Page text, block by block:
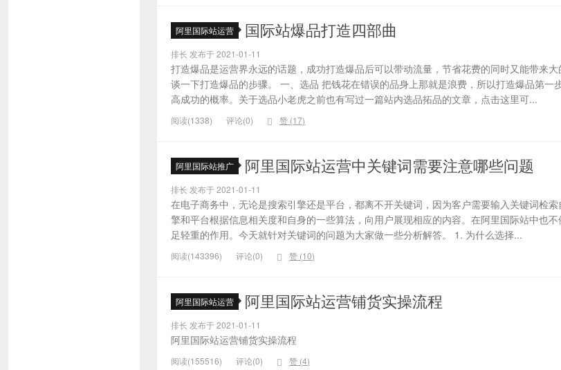
阿里国际站运营 国际站爆品打造四部曲
排长 发布于 2021-01-11
打造爆品是运营界永远的话题，成功打造爆品后可以带动流量，节省花费的同时又能带来
谈一下打造爆品的步骤。 一、选品 把钱花在错误的品身上那就是浪费，所以打造爆品第一
高成功的概率。关于选品小老虎之前也有写过一篇站内选品拓品的文章，点击这里可...
阅读(1338) 评论(0) 赞 (17)
阿里国际站推广 阿里国际站运营中关键词需要注意哪些问题
排长 发布于 2021-01-11
在电子商务中，无论是搜索引擎还是平台，都离不开关键词，因为客户需要输入关键词检
擎和平台根据信息相关度和自身的一些算法，向用户展现相应的内容。在阿里国际站中也
足轻重的作用。今天就针对关键词的问题为大家做一些分析解答。 1. 为什么选择...
阅读(143396) 评论(0) 赞 (10)
阿里国际站运营 阿里国际站运营铺货实操流程
排长 发布于 2021-01-11
阿里国际站运营铺货实操流程
阅读(155516) 评论(0) 赞 (4)